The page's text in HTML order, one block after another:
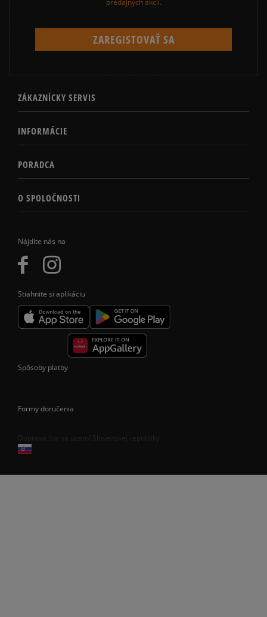
Nájdite nás na
Stiahnite si aplikáciu
predajných akcií.
ZÁKAZNÍCKY SERVIS
INFORMÁCIE
PORADCA
O SPOLOČNOSTI
Spôsoby platby
Formy doručenia